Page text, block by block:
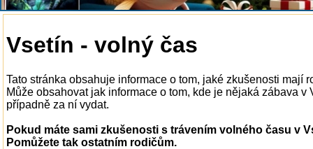
Vsetín - volný čas
Tato stránka obsahuje informace o tom, jaké zkušenosti mají
Může obsahovat jak informace o tom, kde je nějaká zábava v
případně za ní vydat.
Pokud máte sami zkušenosti s trávením volného času v
Pomůžete tak ostatním rodičům.